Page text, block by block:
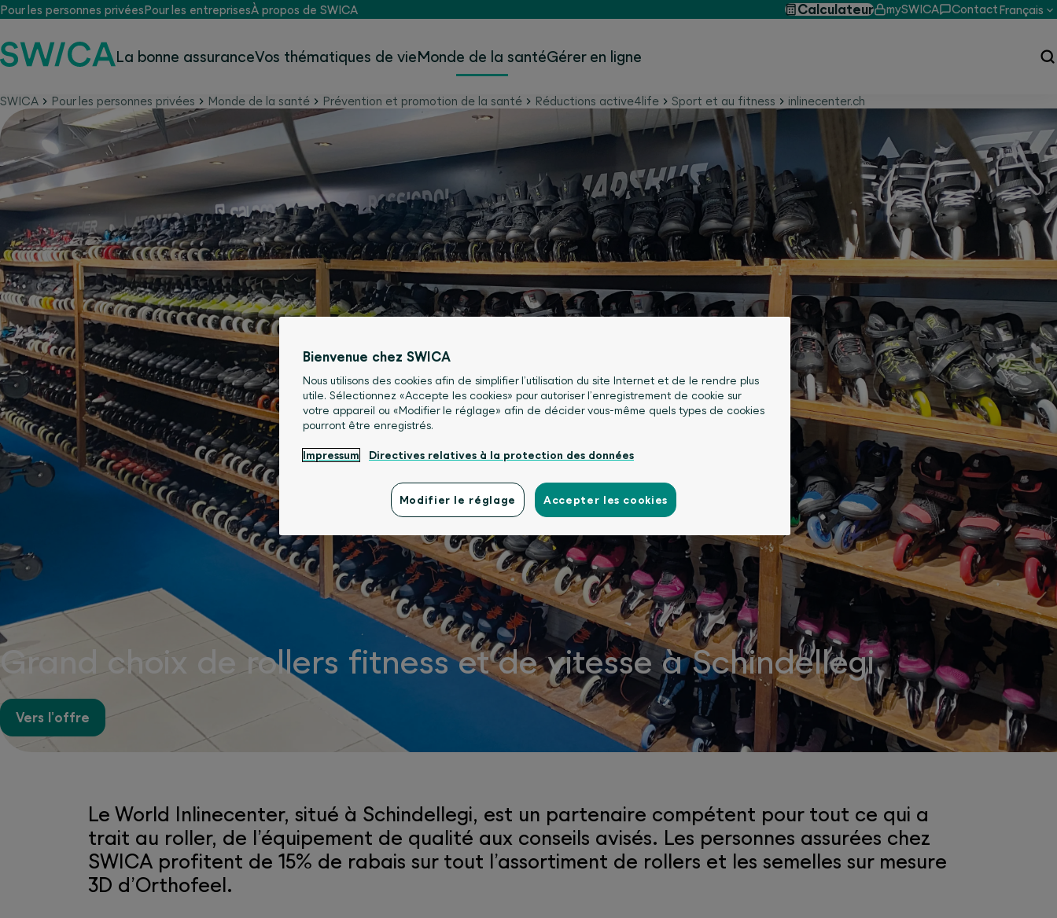
Pour les personnes privéesPour les entreprisesÀ propos de SWICA Calculateur mySWICA ContactFrançais
La bonne assuranceVos thématiques de vieMonde de la santéGérer en ligne
SWICA Pour les personnes privées Monde de la santé Prévention et promotion de la santé Réductions active4life Sport et au fitness inlinecenter.ch
Grand choix de rollers fitness et de vitesse à Schindellegi
Vers l'offre
Le World Inlinecenter, situé à Schindellegi, est un partenaire compétent pour tout ce qui a
trait au roller, de l’équipement de qualité aux conseils avisés. Les personnes assurées chez
SWICA profitent de 15% de rabais sur tout l’assortiment de rollers et les semelles sur mesure
3D d’Orthofeel.
Bienvenue chez SWICA
Nous utilisons des cookies afin de simplifier l’utilisation du site Internet et de le rendre plus
utile. Sélectionnez «Accepte les cookies» pour autoriser l’enregistrement de cookie sur
votre appareil ou «Modifier le réglage» afin de décider vous-même quels types de cookies
pourront être enregistrés.
Impressum Directives relatives à la protection des données
Modifier le réglage Accepter les cookies